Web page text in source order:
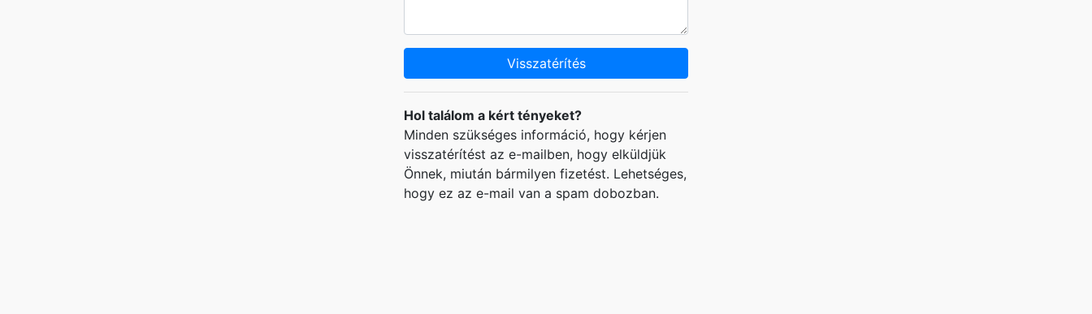
Visszatérítés
Hol találom a kért tényeket?
Minden szükséges információ, hogy kérjen
visszatérítést az e-mailben, hogy elküldjük
Önnek, miután bármilyen fizetést. Lehetséges,
hogy ez az e-mail van a spam dobozban.